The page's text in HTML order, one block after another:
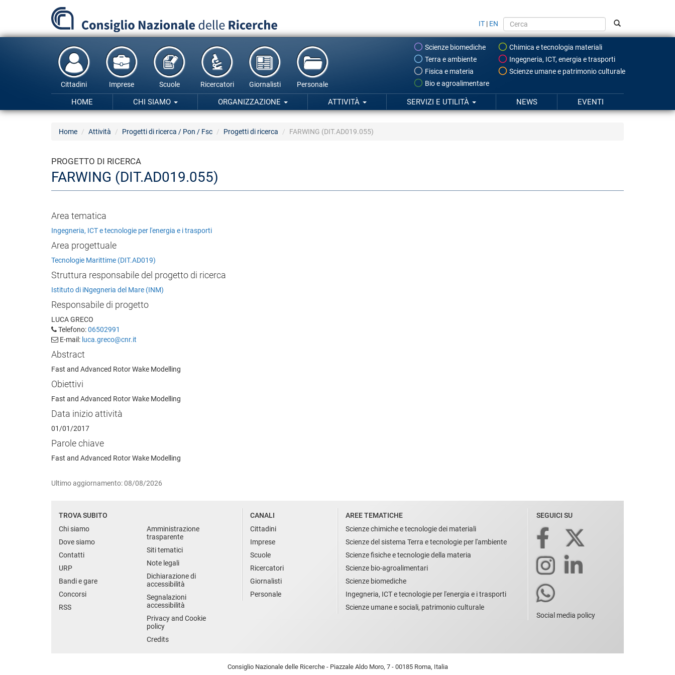
principale
IT | EN
Scienze biomediche
Chimica e tecnologia materiali
Terra e ambiente
Ingegneria, ICT, energia e trasporti
Fisica e materia
Scienze umane e patrimonio culturale
Bio e agroalimentare
Cittadini Imprese Scuole Ricercatori Giornalisti Personale
HOME CHI SIAMO ORGANIZZAZIONE ATTIVITÀ SERVIZI E UTILITÀ NEWS EVENTI
Home Attività Progetti di ricerca / Pon / Fsc Progetti di ricerca FARWING (DIT.AD019.055)
PROGETTO DI RICERCA
FARWING (DIT.AD019.055)
Area tematica
Ingegneria, ICT e tecnologie per l'energia e i trasporti
Area progettuale
Tecnologie Marittime (DIT.AD019)
Struttura responsabile del progetto di ricerca
Istituto di iNgegneria del Mare (INM)
Responsabile di progetto
LUCA GRECO
Telefono:06502991
E-mail: luca.greco@cnr.it
Abstract
Fast and Advanced Rotor Wake Modelling
Obiettivi
Fast and Advanced Rotor Wake Modelling
Data inizio attività
01/01/2017
Parole chiave
Fast and Advanced Rotor Wake Modelling
Ultimo aggiornamento: 08/08/2026
TROVA SUBITO
Chi siamo
Dove siamo
Contatti
URP
Bandi e gare
Concorsi
RSS
Amministrazione
trasparente
Siti tematici
Note legali
Dichiarazione di
accessibilità
Segnalazioni
accessibilità
Privacy and Cookie
policy
Credits
CANALI
Cittadini
Imprese
Scuole
Ricercatori
Giornalisti
Personale
AREE TEMATICHE
Scienze chimiche e tecnologie dei materiali
Scienze del sistema Terra e tecnologie per l'ambiente
Scienze fisiche e tecnologie della materia
Scienze bio-agroalimentari
Scienze biomediche
Ingegneria, ICT e tecnologie per l'energia e i trasporti
Scienze umane e sociali, patrimonio culturale
SEGUICI SU
Social media policy
Consiglio Nazionale delle Ricerche - Piazzale Aldo Moro, 7 - 00185 Roma, Italia